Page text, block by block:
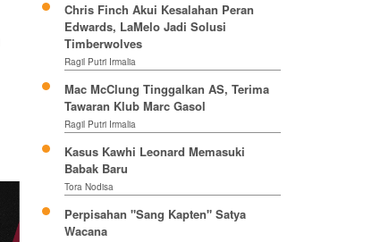
Chris Finch Akui Kesalahan Peran
Edwards, LaMelo Jadi Solusi
Timberwolves
Ragil Putri Irmalia
Mac McClung Tinggalkan AS, Terima
Tawaran Klub Marc Gasol
Ragil Putri Irmalia
Kasus Kawhi Leonard Memasuki
Babak Baru
Tora Nodisa
Perpisahan "Sang Kapten" Satya
Wacana